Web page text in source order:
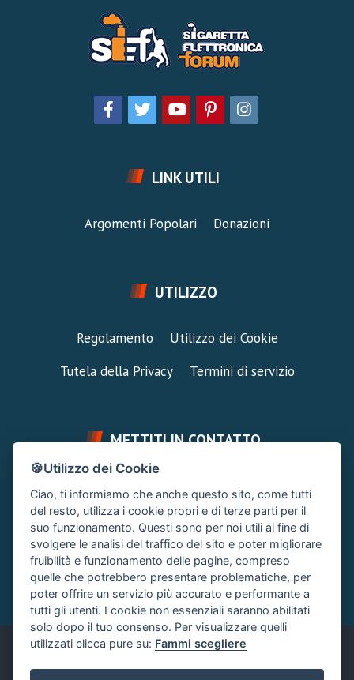
LINK UTILI
Argomenti Popolari Donazioni
UTILIZZO
Regolamento
Utilizzo dei Cookie
Tutela della Privacy
Termini di servizio
METTITI IN CONTATTO
FAI UNA DOMANDA
Chiedi un Consiglio
Area Ticket
CONTATTA L'AMMINISTRAZIONE
Clicca quì
Italiano
🍪Utilizzo dei Cookie
Ciao, ti informiamo che anche questo sito, come tutti
del resto, utilizza i cookie propri e di terze parti per il
suo funzionamento. Questi sono per noi utili al fine di
svolgere le analisi del traffico del sito e poter migliorare
fruibilità e funzionamento delle pagine, compreso
quelle che potrebbero presentare problematiche, per
poter offrire un servizio più accurato e performante a
tutti gli utenti. I cookie non essenziali saranno abilitati
solo dopo il tuo consenso. Per visualizzare quelli
utilizzati clicca pure su: Fammi scegliere